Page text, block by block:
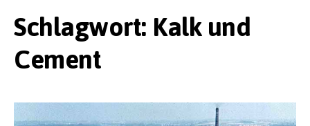
Schlagwort: Kalk und
Cement